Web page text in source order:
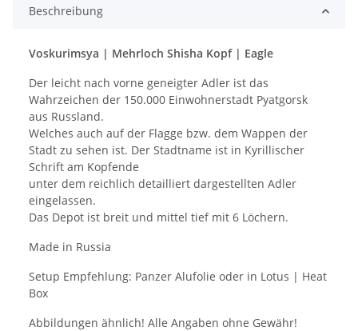
Beschreibung
Voskurimsya | Mehrloch Shisha Kopf | Eagle
Der leicht nach vorne geneigter Adler ist das
Wahrzeichen der 150.000 Einwohnerstadt Pyatgorsk
aus Russland.
Welches auch auf der Flagge bzw. dem Wappen der
Stadt zu sehen ist. Der Stadtname ist in Kyrillischer
Schrift am Kopfende
unter dem reichlich detailliert dargestellten Adler
eingelassen.
Das Depot ist breit und mittel tief mit 6 Löchern.
Made in Russia
Setup Empfehlung: Panzer Alufolie oder in Lotus | Heat
Box
Abbildungen ähnlich! Alle Angaben ohne Gewähr!